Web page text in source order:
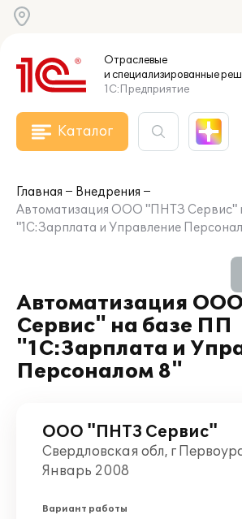
Отраслевые
и специализированные
1С:Предприятие
Каталог
Главная
Внедрения
Автоматизация ООО "ПНТЗ Сервис"
"1С:Зарплата и Управление
Автоматизация
Сервис" на базе ПП
"1С:Зарплата и
Персоналом 8"
ООО "ПНТЗ Сервис"
Свердловская обл, г
Январь 2008
Вариант работы